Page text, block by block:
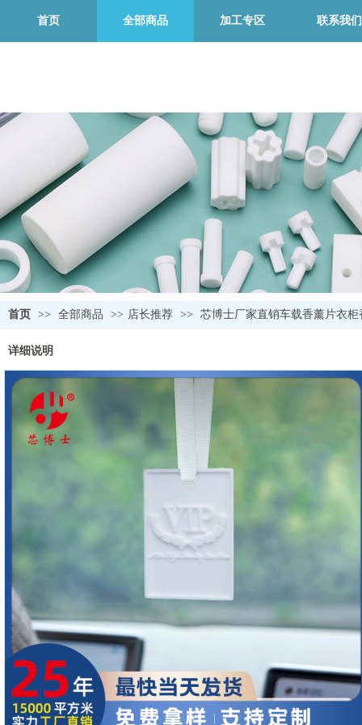
首页 全部商品 加工专区 联系我们
首页 >> 全部商品 >> 店长推荐 >> 芯博士厂家直销车载香薰片衣
详细说明